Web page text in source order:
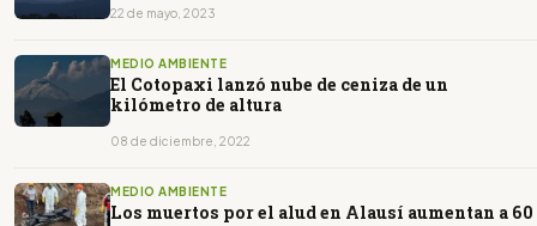
22 de mayo, 2023
MEDIO AMBIENTE
El Cotopaxi lanzó nube de ceniza de un
kilómetro de altura
08 de diciembre, 2022
MEDIO AMBIENTE
Los muertos por el alud en Alausí aumentan a 60